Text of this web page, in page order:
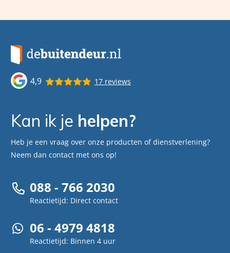
4,9 17 reviews
Kan ik je helpen?
Heb je een vraag over onze producten of dienstverlening?
Neem dan contact met ons op!
088 - 766 2030
Reactietijd: Direct contact
06 - 4979 4818
Reactietijd: Binnen 4 uur